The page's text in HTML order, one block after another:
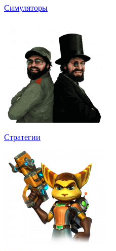
Симуляторы
Стратегии